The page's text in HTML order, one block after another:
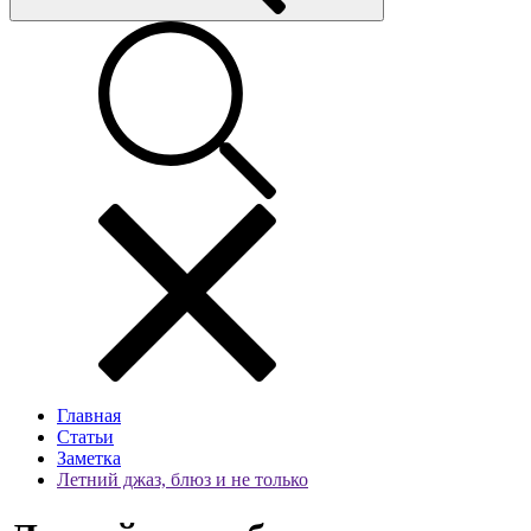
Главная
Статьи
Заметка
Летний джаз, блюз и не только